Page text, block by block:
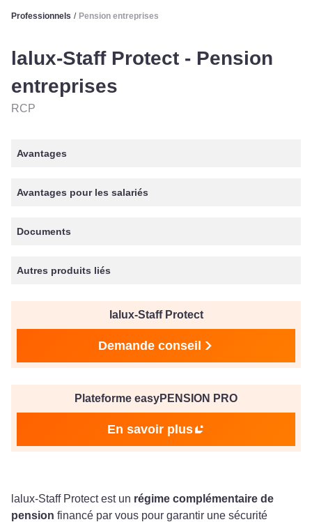
Professionnels / Pension entreprises
lalux-Staff Protect - Pension
entreprises
RCP
Avantages
Avantages pour les salariés
Documents
Autres produits liés
lalux-Staff Protect
Demande conseil
Plateforme easyPENSION PRO
En savoir plus
lalux-Staff Protect est un régime complémentaire de
pension financé par vous pour garantir une sécurité